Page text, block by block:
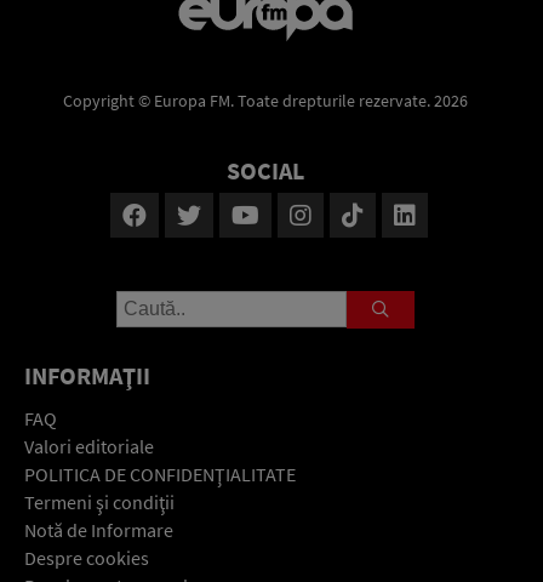
Copyright © Europa FM. Toate drepturile rezervate. 2026
SOCIAL
INFORMAŢII
FAQ
Valori editoriale
POLITICA DE CONFIDENŢIALITATE
Termeni şi condiţii
Notă de Informare
Despre cookies